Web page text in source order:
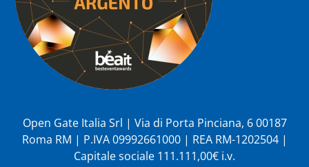
Open Gate Italia Srl | Via di Porta Pinciana, 6 00187
Roma RM | P.IVA 09992661000 | REA RM-1202504 |
Capitale sociale 111.111,00€ i.v.